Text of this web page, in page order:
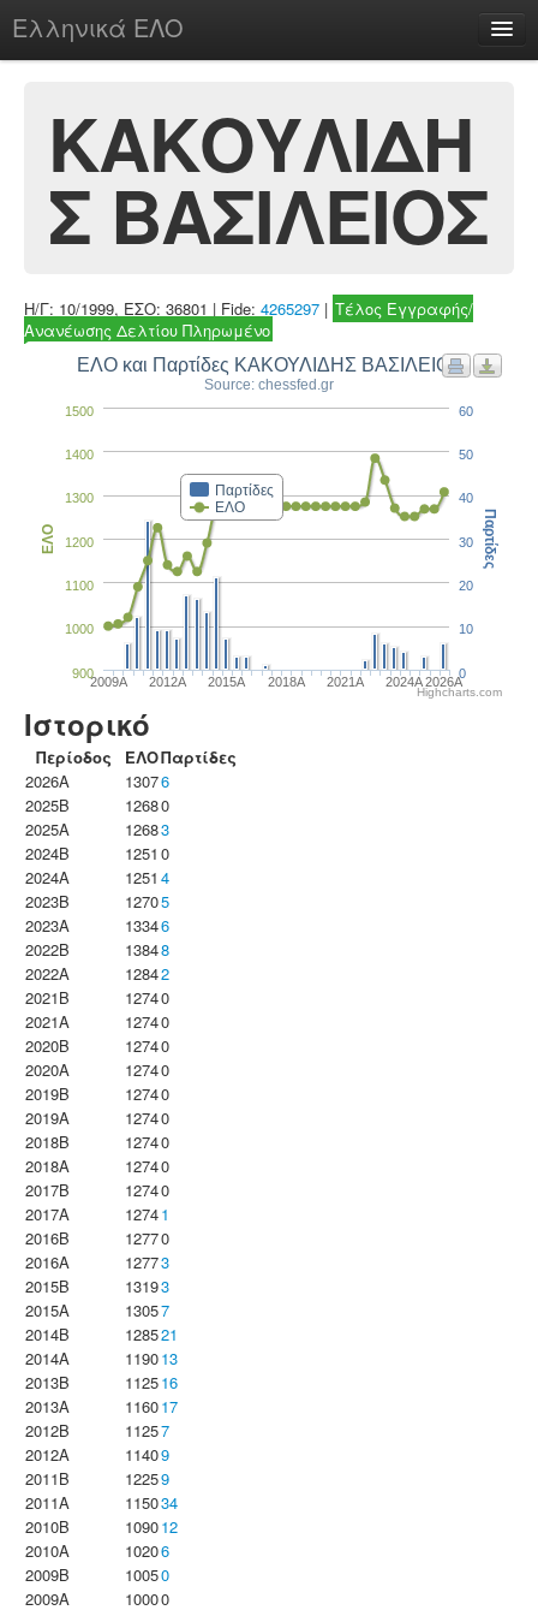
Ελληνικά ΕΛΟ
chesstu.be @ discord
Login
ΚΑΚΟΥΛΙΔΗ
Σ ΒΑΣΙΛΕΙΟΣ
Η/Γ: 10/1999, ΕΣΟ: 36801 | Fide: 4265297 | Τέλος Εγγραφής/
Ανανέωσης Δελτίου Πληρωμένο
ΕΛΟ και Παρτίδες ΚΑΚΟΥΛΙΔΗΣ ΒΑΣΙΛΕΙΟΣ
Source: chessfed.gr
Παρτίδες
ΕΛΟ
2009A 2012A 2015A 2018A 2021A 2024A2026A
900
1000
1100
1200
1300
1400
1500
ΕΛΟ
0
10
20
30
40
50
60
Παρτίδες
Highcharts.com
Ιστορικό
Περίοδος ΕΛΟΠαρτίδες
2026A
13076
2025B
12680
2025A
12683
2024B
1251 0
2024A
1251 4
2023B
12705
2023Α
13346
2022B
13848
2022A
12842
2021B
12740
2021A
12740
2020B
12740
2020A
12740
2019B
12740
2019A
12740
2018B
12740
2018A
12740
2017B
12740
2017A
12741
2016B
12770
2016A
12773
2015B
13193
2015A
13057
2014B
128521
2014A
119013
2013B
112516
2013A
116017
2012B
11257
2012A
11409
2011B
12259
2011A
115034
2010B
109012
2010A
10206
2009B
10050
2009A
10000